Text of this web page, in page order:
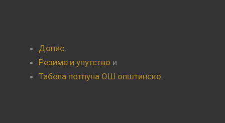
Допис,
Резиме и упутство и
Табела потпуна ОШ општинско.